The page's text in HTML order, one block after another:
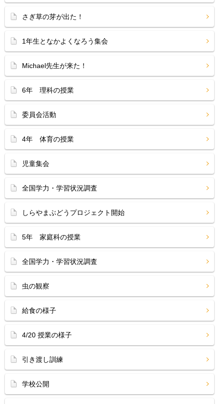
さぎ草の芽が出た！
1年生となかよくなろう集会
Michael先生が来た！
6年 理科の授業
委員会活動
4年 体育の授業
児童集会
全国学力・学習状況調査
しらやまぶどうプロジェクト開始
5年 家庭科の授業
全国学力・学習状況調査
虫の観察
給食の様子
4/20 授業の様子
引き渡し訓練
学校公開